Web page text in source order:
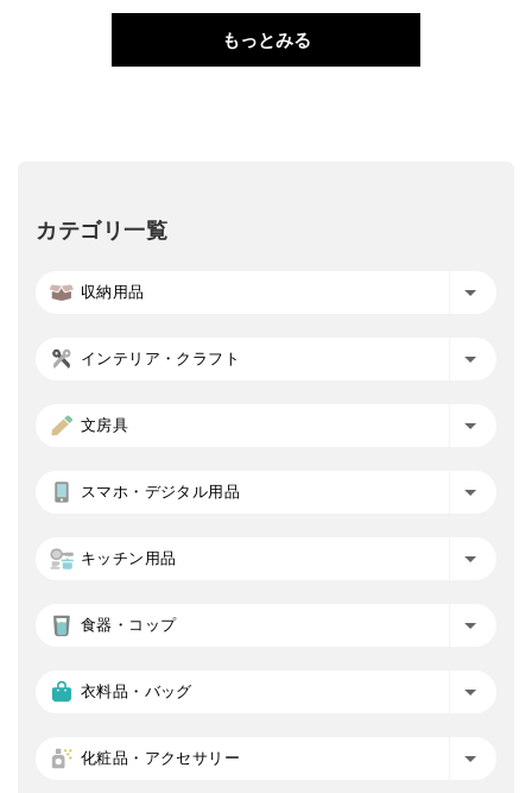
もっとみる
カテゴリ一覧
収納用品
インテリア・クラフト
文房具
スマホ・デジタル用品
キッチン用品
食器・コップ
衣料品・バッグ
化粧品・アクセサリー